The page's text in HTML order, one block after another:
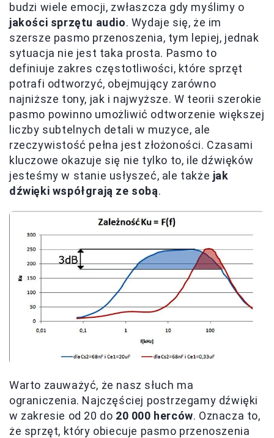
budzi wiele emocji, zwłaszcza gdy myślimy o
jakości sprzętu audio. Wydaje się, że im
szersze pasmo przenoszenia, tym lepiej, jednak
sytuacja nie jest taka prosta. Pasmo to
definiuje zakres częstotliwości, które sprzęt
potrafi odtworzyć, obejmujący zarówno
najniższe tony, jak i najwyższe. W teorii szerokie
pasmo powinno umożliwić odtworzenie większej
liczby subtelnych detali w muzyce, ale
rzeczywistość pełna jest złożoności. Czasami
kluczowe okazuje się nie tylko to, ile dźwięków
jesteśmy w stanie usłyszeć, ale także jak
dźwięki współgrają ze sobą.
Warto zauważyć, że nasz słuch ma
ograniczenia. Najczęściej postrzegamy dźwięki
w zakresie od 20 do 20 000 herców. Oznacza to,
że sprzęt, który obiecuje pasmo przenoszenia